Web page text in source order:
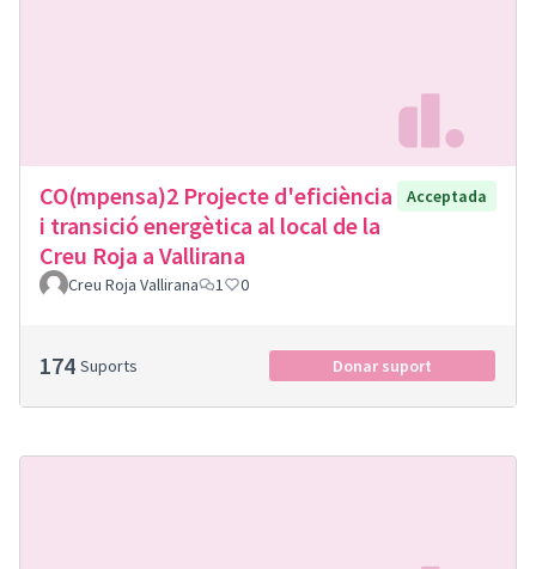
CO(mpensa)2 Projecte d'eficiència
i transició energètica al local de la
Creu Roja a Vallirana
Acceptada
Creu Roja Vallirana 1 0
174 Suports Donar suport